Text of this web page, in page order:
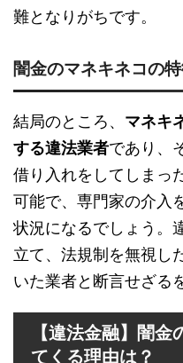
難となりがちです。
闇金のマネキネコの
結局のところ、 マネキ
する違法業者であり、
借り入れをしてしまっ
可能で、専門家の介入
状況になるでしょう。
立て、法規制を無視し
いた業者と断言せざる
【違法金融】闇
てくる理由は？